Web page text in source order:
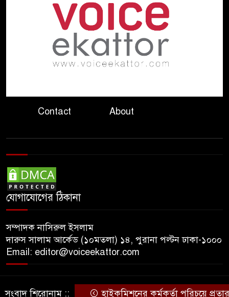
বিপৎসীমার ওপরে তিস্তা কুশিয়ারা
উজানের ঢল ও ভারী বৃষ্টিতে বন্যার
শঙ্কায় ১০ জেলা
নিষেধাজ্ঞা
৯
১০
Contact About
যোগাযোগের ঠিকানা
সম্পাদক নাসিরুল ইসলাম
দারুস সালাম আর্কেড (১০মতলা) ১৪, পুরানা পল্টন ঢাকা-১০০০
Email: editor@voiceekattor.com
© Copyright By © Voice Ekattor
সংবাদ শিরোনাম :: হাইকমিশনের কর্মকর্তা পরিচয়ে